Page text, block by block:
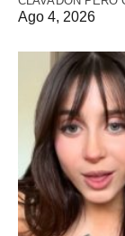
Ago 4, 2026